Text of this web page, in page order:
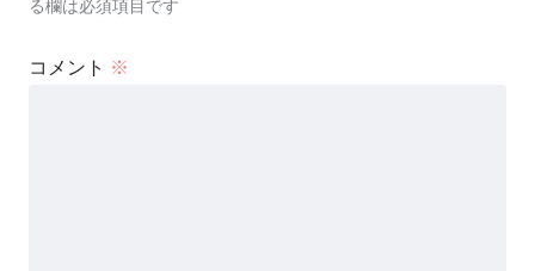
る欄は必須項目です
コメント ※